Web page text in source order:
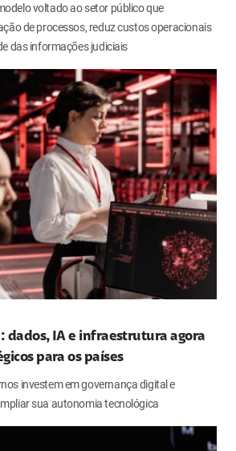
voltado ao setor público que
de processos, reduz custos operacionais
das informações judiciais
dados, IA e infraestrutura agora
para os países
investem em governança digital e
sua autonomia tecnológica